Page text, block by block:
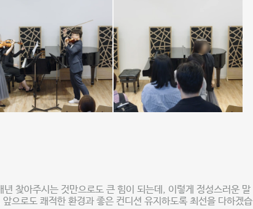
찾아주시는 것만으로도 큰 힘이 되는데, 이렇게 정성스러운 말
으로도 쾌적한 환경과 좋은 컨디션 유지하도록 최선을 다하겠습